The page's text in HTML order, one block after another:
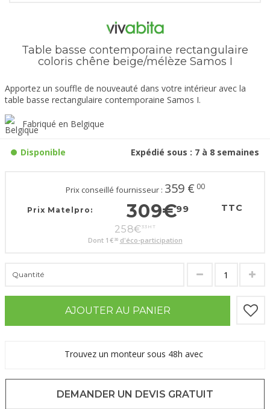
Table basse contemporaine rectangulaire
coloris chêne beige/mélèze Samos I
Apportez un souffle de nouveauté dans votre intérieur avec la
table basse rectangulaire contemporaine Samos I.
Fabriqué en Belgique
Disponible Expédié sous : 7 à 8 semaines
Prix conseillé fournisseur : 359 € 00
Prix Matelpro: 309€99 TTC
258€33 HT
Dont 1€ 30 d'éco-participation
Quantité
AJOUTER AU PANIER
Trouvez un monteur sous 48h avec
DEMANDER UN DEVIS GRATUIT